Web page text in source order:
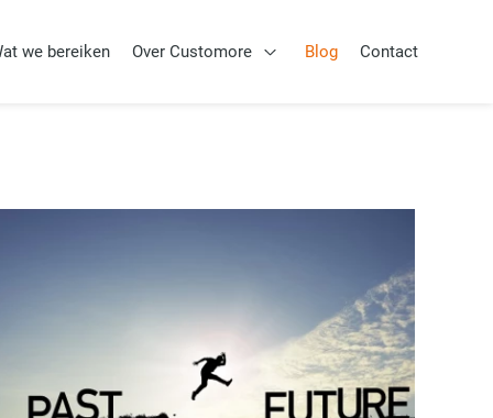
we bereiken Over Customore
Open Over Customore
Blog Contact